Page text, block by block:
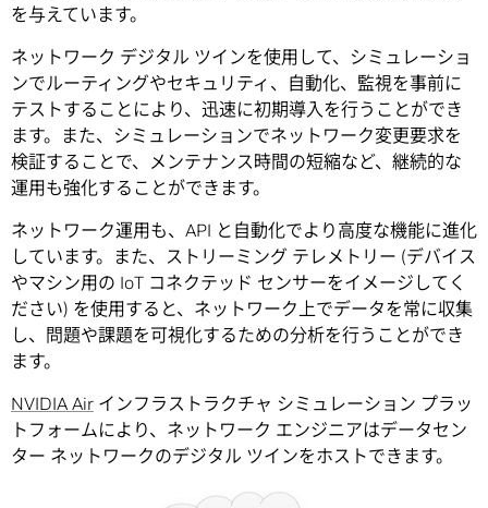
を与えています。
ネットワーク デジタル ツインを使用して、シミュレーショ
ンでルーティングやセキュリティ、自動化、監視を事前に
テストすることにより、迅速に初期導入を行うことができ
ます。また、シミュレーションでネットワーク変更要求を
検証することで、メンテナンス時間の短縮など、継続的な
運用も強化することができます。
ネットワーク運用も、API と自動化でより高度な機能に進化
しています。また、ストリーミング テレメトリー (デバイス
やマシン用の IoT コネクテッド センサーをイメージしてく
ださい) を使用すると、ネットワーク上でデータを常に収集
し、問題や課題を可視化するための分析を行うことができ
ます。
NVIDIA Air インフラストラクチャ シミュレーション プラッ
トフォームにより、ネットワーク エンジニアはデータセン
ター ネットワークのデジタル ツインをホストできます。